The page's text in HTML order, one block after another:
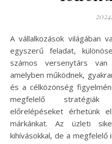
A vállalkozások világában való érvényesülés nem mindig
egyszerű feladat,
számos versenytárs
amelyben működnek,
és a célközönség
megfelelő stratégiák
előrelépéseket érhetünk
márkánkat. Az üzleti
kihívásokkal, de a megfelelő